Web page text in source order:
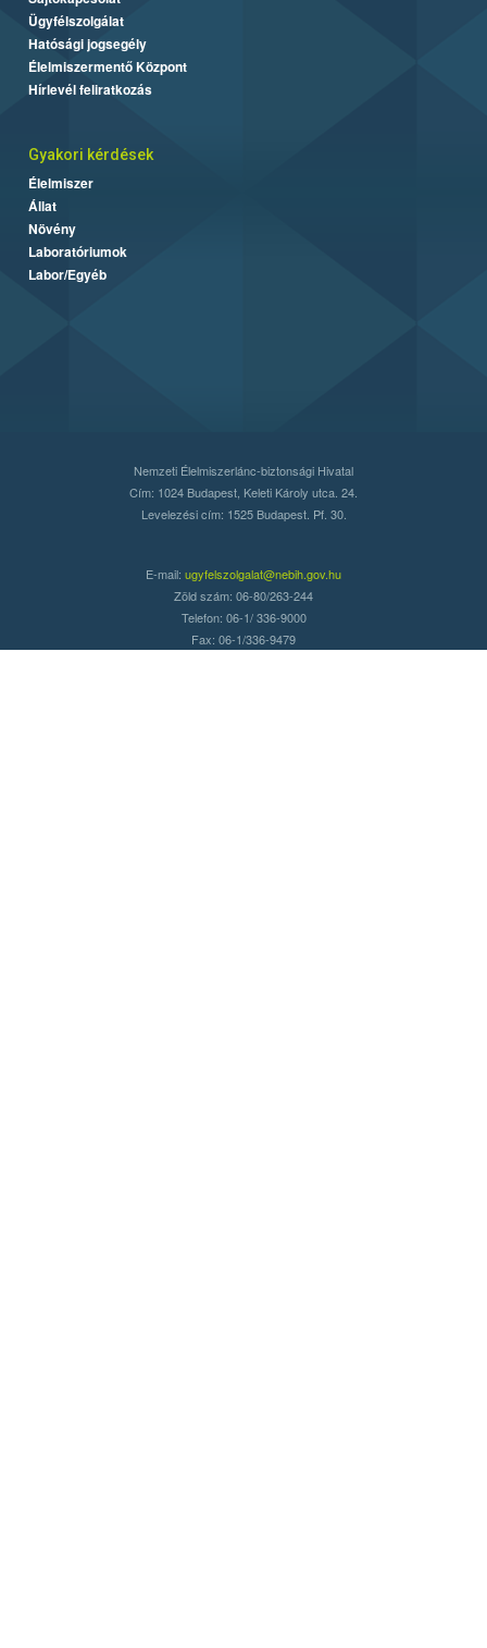
Ügyfélszolgálat
Hatósági jogsegély
Élelmiszermentő Központ
Hírlevél feliratkozás
Gyakori kérdések
Élelmiszer
Állat
Növény
Laboratóriumok
Labor/Egyéb
Nemzeti Élelmiszerlánc-biztonsági Hivatal
Cím: 1024 Budapest, Keleti Károly utca. 24.
Levelezési cím: 1525 Budapest. Pf. 30.
E-mail: ugyfelszolgalat@nebih.gov.hu
Zöld szám: 06-80/263-244
Telefon: 06-1/ 336-9000
Fax: 06-1/336-9479